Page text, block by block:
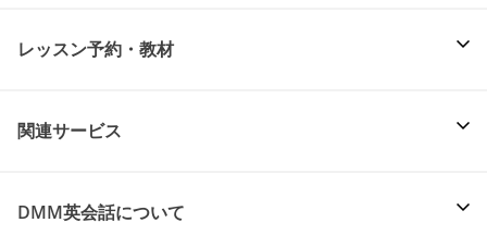
レッスン予約・教材
関連サービス
DMM英会話について